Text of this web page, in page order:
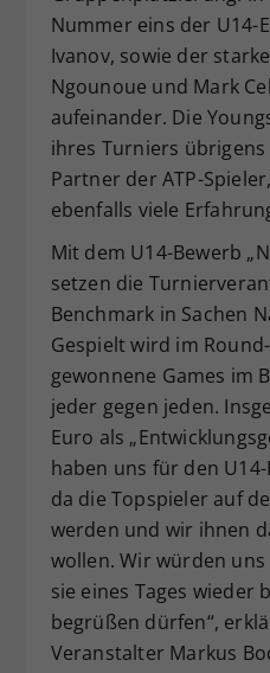
Nummer eins der U14-
Ivanov, sowie der
Ngounoue und Mark
aufeinander. Die
ihres Turniers
Partner der ATP-
ebenfalls viele
Mit dem U14-Bewerb
setzen die
Benchmark in Sachen
Gespielt wird im
gewonnene Games im
jeder gegen jeden.
Euro als
haben uns für den
da die Topspieler auf
werden und wir ihnen
wollen. Wir würden
sie eines Tages wieder
begrüßen dürfen“,
Veranstalter Markus